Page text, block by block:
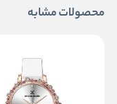
محصولات مشابه